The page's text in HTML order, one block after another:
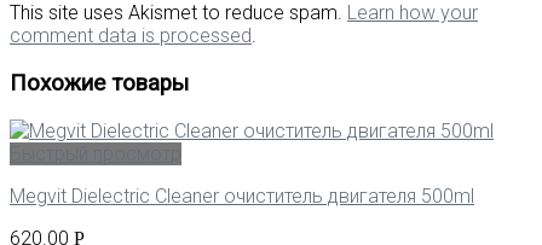
This site uses Akismet to reduce spam. Learn how your
comment data is processed.
Похожие товары
Megvit Dielectric Cleaner очиститель двигателя 500ml
620.00 Р